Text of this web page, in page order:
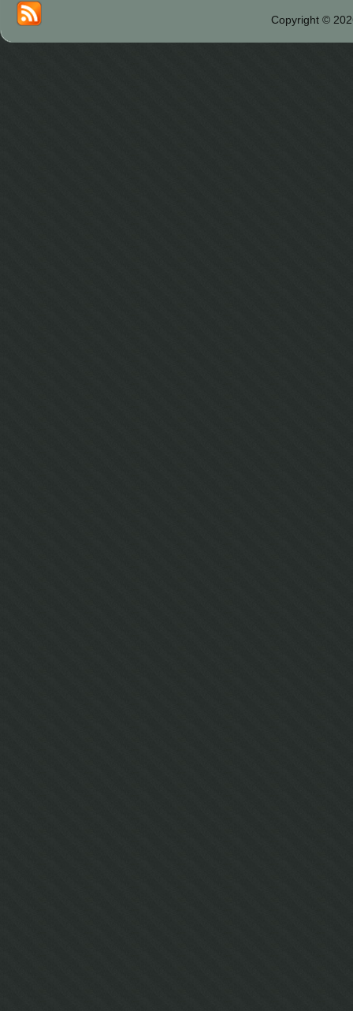
Copyright ©